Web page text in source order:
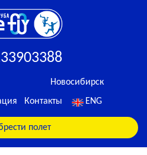
Новосибирск
Контакты ENG
полет